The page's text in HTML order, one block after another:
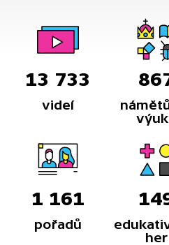
13 733
videí
1 161
pořadů
her